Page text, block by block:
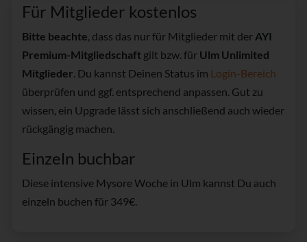
Für Mitglieder kostenlos
Bitte beachte , dass das nur für Mitglieder mit der AYI
Premium-Mitgliedschaft gilt bzw. für Ulm Unlimited
Mitglieder . Du kannst Deinen Status im Login-Bereich
überprüfen und ggf. entsprechend anpassen. Gut zu
wissen, ein Upgrade lässt sich anschließend auch wieder
rückgängig machen.
Einzeln buchbar
Diese intensive Mysore Woche in Ulm kannst Du auch
einzeln buchen für 349€.